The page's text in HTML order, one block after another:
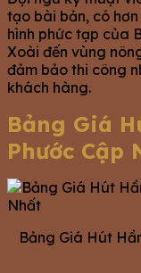
tạo bài bản, có
hình phức tạp của
Xoài đến vùng
đảm bảo thi công
khách hàng.
Bảng Giá
Phước Cập
Bảng Giá Hút